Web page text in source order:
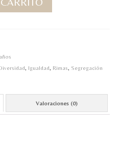
Igualdad Rimas Segregación
Valoraciones (0)